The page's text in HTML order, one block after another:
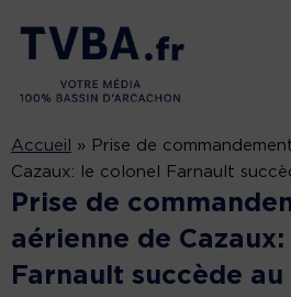
Accueil » Prise de
Cazaux: le colonel Farnault
Prise de
aérienne de Cazaux:
Farnault succède au